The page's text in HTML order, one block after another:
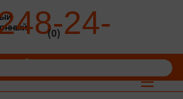
24-
(0)
Toggle